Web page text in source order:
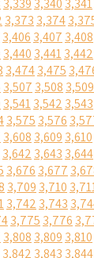
3,339 3,340 3,341
3,373 3,374
3,406 3,407 3,408
3,440 3,4413,442
3,4743,475
3,507 3,508 3,509
3,5413,542 3,543
3,575 3,576
3,608 3,609 3,610
3,642 3,643 3,644
3,676 3,677
3,709 3,710
3,742 3,743
3,775 3,776
3,808 3,809 3,810
3,842 3,843 3,844